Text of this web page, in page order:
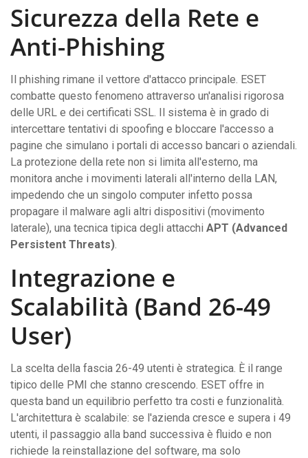
Sicurezza della Rete e
Anti-Phishing
Il phishing rimane il vettore d'attacco principale. ESET
combatte questo fenomeno attraverso un'analisi rigorosa
delle URL e dei certificati SSL. Il sistema è in grado di
intercettare tentativi di spoofing e bloccare l'accesso a
pagine che simulano i portali di accesso bancari o aziendali.
La protezione della rete non si limita all'esterno, ma
monitora anche i movimenti laterali all'interno della LAN,
impedendo che un singolo computer infetto possa
propagare il malware agli altri dispositivi (movimento
laterale), una tecnica tipica degli attacchi APT (Advanced
Persistent Threats).
Integrazione e
Scalabilità (Band 26-49
User)
La scelta della fascia 26-49 utenti è strategica. È il range
tipico delle PMI che stanno crescendo. ESET offre in
questa band un equilibrio perfetto tra costi e funzionalità.
L'architettura è scalabile: se l'azienda cresce e supera i 49
utenti, il passaggio alla band successiva è fluido e non
richiede la reinstallazione del software, ma solo